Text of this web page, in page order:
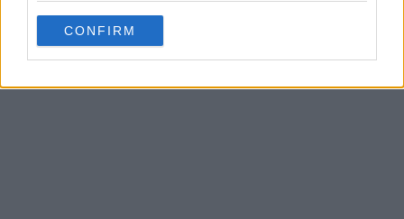
CONFIRM